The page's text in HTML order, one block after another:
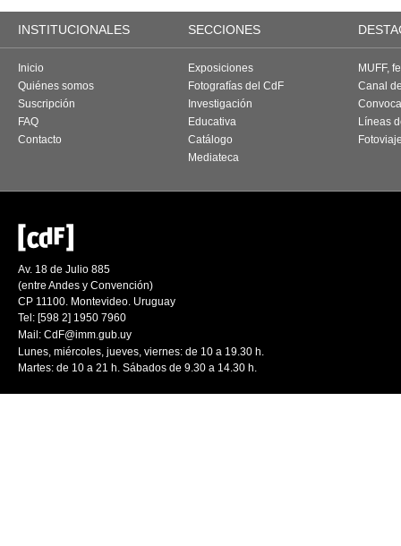
INSTITUCIONALES SECCIONES
Inicio
Quiénes somos
Suscripción
FAQ
Contacto
Exposiciones
Fotografías del CdF
Investigación
Educativa
Catálogo
Mediateca
MUFF,
Canal
Líneas
Av. 18 de Julio 885
(entre Andes y Convención)
CP 11100. Montevideo. Uruguay
Tel: [598 2] 1950 7960
Mail: CdF@imm.gub.uy
Lunes, miércoles, jueves, viernes: de 10 a 19.30 h.
Martes: de 10 a 21 h. Sábados de 9.30 a 14.30 h.